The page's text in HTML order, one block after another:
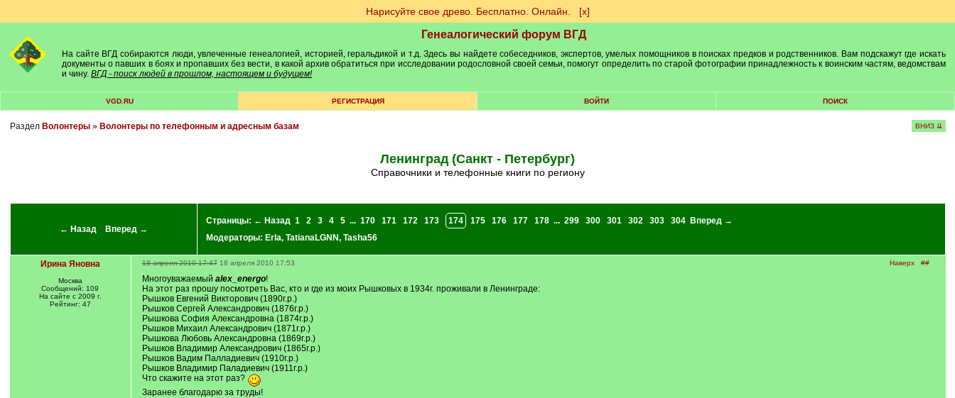
Нарисуйте свое древо. Бесплатно. Онлайн. [х]
Генеалогический форум ВГД
На сайте ВГД собираются люди, увлеченные генеалогией, историей, геральдикой и т.д. Здесь вы найдете собеседников, экспертов, умелых помощников в поисках предков и родственников. Вам подскажут где искать
документы о павших в боях и пропавших без вести, в какой архив обратиться при исследовании родословной своей семьи, помогут определить по старой фотографии принадлежность к воинским частям, ведомствам
и чину. ВГД - поиск людей в прошлом, настоящем и будущем!
VGD.RU РЕГИСТРАЦИЯ ВОЙТИ ПОИСК
Раздел Волонтеры» Волонтеры по телефонным и адресным базам ВНИЗ ⇊
Ленинград (Санкт - Петербург)
Справочники и телефонные книги по региону
← Назад Вперед →
Страницы: ← Назад 1 2 3 4 5 ... 170 171 172 173 174 175 176 177 178 ... 299 300 301 302 303 304
Вперед →
Модераторы: Erla, TatianaLGNN, Tasha56
Ирина Яновна
Москва
Сообщений: 109
На сайте с 2009 г.
Рейтинг: 47
Наверх ##
18 апреля 2010 17:47 18 апреля 2010 17:53
Многоуважаемый alex_energo!
На этот раз прошу посмотреть Вас, кто и где из моих Рышковых в 1934г. проживали в Ленинграде:
Рышков Евгений Викторович (1890г.р.)
Рышков Сергей Александрович (1876г.р.)
Рышкова София Александровна (1874г.р.)
Рышков Михаил Александрович (1871г.р.)
Рышкова Любовь Александровна (1869г.р.)
Рышков Владимир Александрович (1865г.р.)
Рышков Вадим Палладиевич (1910г.р.)
Рышков Владимир Паладиевич (1911г.р.)
Что скажите на этот раз?
Заранее благодарю за труды!